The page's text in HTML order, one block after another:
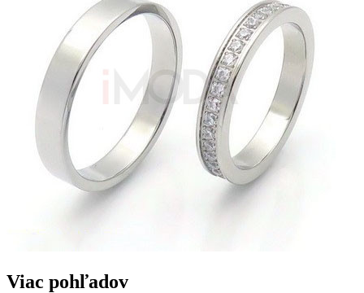
Viac pohľadov